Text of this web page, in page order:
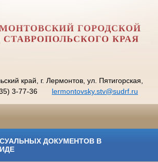
ГОРОДСКОЙ
СТАВРОПОЛЬСКОГО КРАЯ
край, г. Лермонтов, ул. Пятигорская,
3-77-36 lermontovsky.stv@sudrf.ru
ДОКУМЕНТОВ В